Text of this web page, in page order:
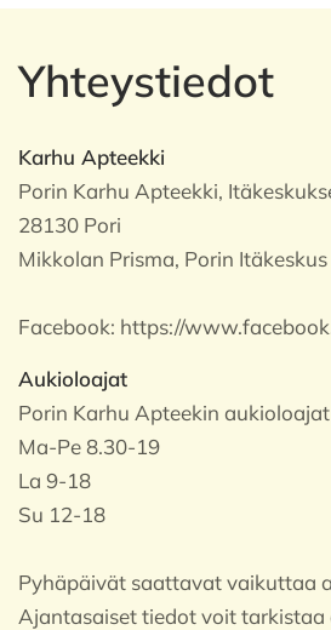
Yhteystiedot
Karhu Apteekki
Porin Karhu Apteekki,
28130 Pori
Mikkolan Prisma, Porin Itäkeskus
Facebook: https://
Aukioloajat
Porin Karhu Apteekin aukioloajat
Ma-Pe 8.30-19
La 9-18
Su 12-18
Pyhäpäivät saattavat vaikuttaa
Ajantasaiset tiedot voit tarkistaa